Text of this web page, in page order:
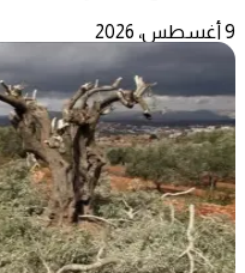
9 أغسطس، 2026